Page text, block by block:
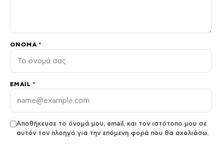
ΌΝΟΜΑ *
EMAIL *
Αποθήκευσε το όνομά μου, email, και τον ιστότοπο μου σε
αυτόν τον πλοηγό για την επόμενη φορά που θα σχολιάσω.